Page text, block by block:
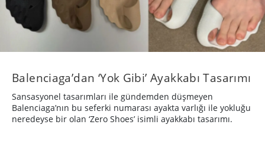
Balenciaga’dan ‘Yok Gibi’ Ayakkabı Tasarımı
Sansasyonel tasarımları ile gündemden düşmeyen
Balenciaga’nın bu seferki numarası ayakta varlığı ile yokluğu
neredeyse bir olan ‘Zero Shoes’ isimli ayakkabı tasarımı.